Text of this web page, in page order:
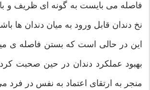
فاصله می بایست به گونه ای ظریف و
نخ دندان قابل ورود به میان دندان ها
این در حالی است که بستن فاصله ی
بهبود عملکرد دندان در حین صحبت
منجر به ارتقای اعتماد به نفس در فرد